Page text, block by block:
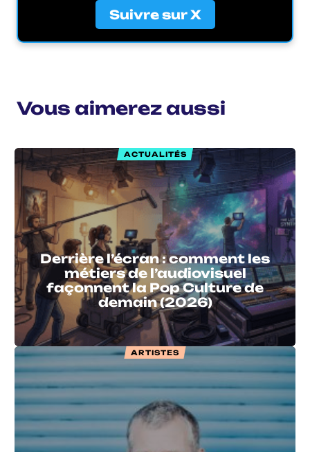
Suivre sur X
Vous aimerez aussi
ACTUALITÉS
Derrière l’écran : comment les
métiers de l’audiovisuel
façonnent la Pop Culture de
demain (2026)
ARTISTES